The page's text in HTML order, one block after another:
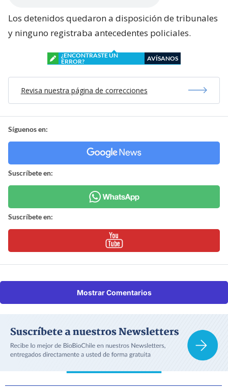
Los detenidos quedaron a disposición de tribunales
y ninguno registraba antecedentes policiales.
¿ENCONTRASTE UN
ERROR?
AVÍSANOS
Revisa nuestra página de correcciones
Síguenos en:
Suscríbete en:
Suscríbete en:
Mostrar Comentarios